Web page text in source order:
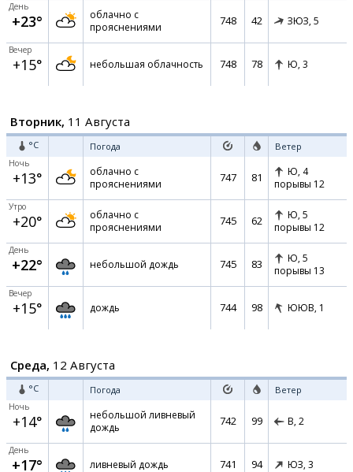
День
+23°
облачно с
прояснениями
748 42 ЗЮЗ, 5
Вечер
+15° небольшая облачность 748 78 Ю, 3
Вторник, 11 Августа
°C Погода Ветер
Ночь
+13°
облачно с
прояснениями
747 81 Ю, 4
порывы 12
Утро
+20°
облачно с
прояснениями
745 62 Ю, 5
порывы 12
День
+22° небольшой дождь 745 83 Ю, 5
порывы 13
Вечер
+15° дождь 744 98 ЮЮВ, 1
Среда, 12 Августа
°C Погода Ветер
Ночь
+14°
небольшой ливневый
дождь
742 99 В, 2
День
+17° ливневый дождь 741 94 ЮЗ, 3